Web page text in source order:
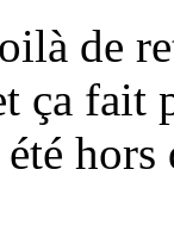
de
ça fait